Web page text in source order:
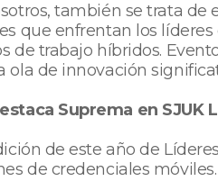
también se trata
que enfrentan los
de trabajo híbridos.
ola de innovación
Suprema en SJUK
de este año de
de credenciales